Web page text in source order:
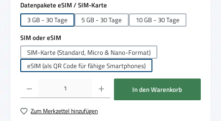
Datenpakete eSIM / SIM-Karte
3 GB - 30 Tage
5 GB - 30 Tage
10 GB - 30 Tage
SIM oder eSIM
SIM-Karte (Standard, Micro & Nano-Format)
eSIM (als QR Code für fähige Smartphones)
Produkt Anzahl: Gib den gewünschten Wert ein oder benutze die Schaltflächen um
In den Warenkorb
Zum Merkzettel hinzufügen